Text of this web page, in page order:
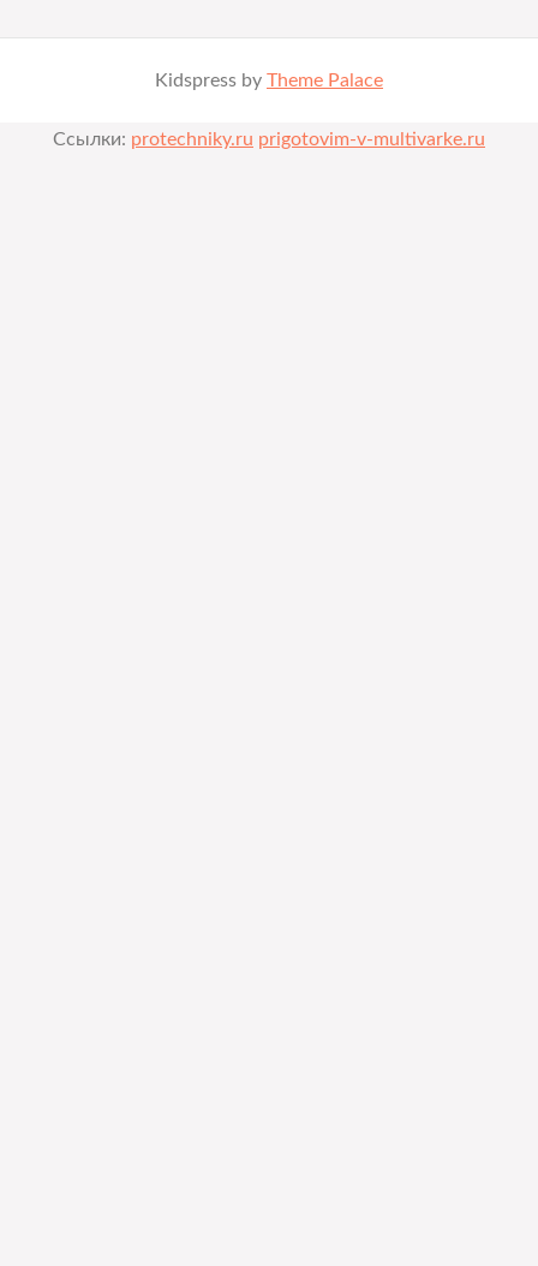
Kidspress by Theme Palace
Ссылки: protechniky.ru prigotovim-v-multivarke.ru